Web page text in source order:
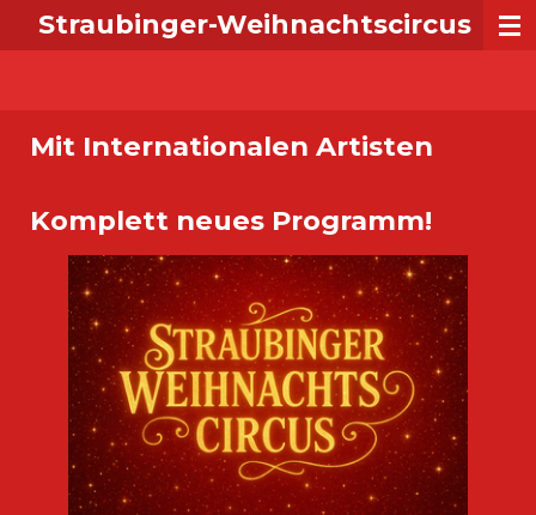
Zum
Hauptinhalt
Straubinger-Weihnachtscircus
Mit Internationalen Artisten
Komplett neues Programm!